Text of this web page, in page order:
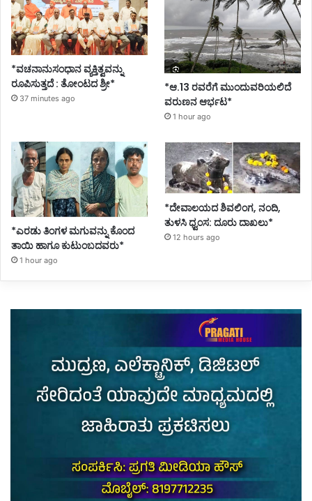
*ವಚನಾನುಸಂಧಾನ ವ್ಯಕ್ತಿತ್ವವನ್ನು
ರೂಪಿಸುತ್ತದೆ : ತೋಂಟದ ಶ್ರೀ*
37 minutes ago
*ಆ.13 ರವರೆಗೆ ಮುಂದುವರಿಯಲಿದೆ
ವರುಣನ ಆರ್ಭಟ*
1 hour ago
*ಎರಡು ತಿಂಗಳ ಮಗುವನ್ನು ಕೊಂದ
ತಾಯಿ ಹಾಗೂ ಕುಟುಂಬದವರು*
1 hour ago
*ದೇವಾಲಯದ ಶಿವಲಿಂಗ, ನಂದಿ,
ತುಳಸಿ ಧ್ವಂಸ: ದೂರು ದಾಖಲು*
12 hours ago